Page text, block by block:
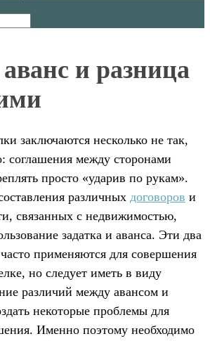
и разница
заключаются несколько не так,
соглашения между сторонами
просто «ударив по рукам».
различных договоров и
связанных с недвижимостью,
задатка и аванса. Эти два
применяются для совершения
но следует иметь в виду
различий между авансом и
некоторые проблемы для
Именно поэтому необходимо